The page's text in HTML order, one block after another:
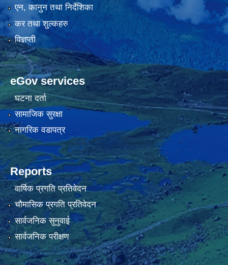
एन, कानुन तथा निर्देशिका
कर तथा शुल्कहरु
विज्ञप्ती
eGov services
घटना दर्ता
सामाजिक सुरक्षा
नागरिक वडापत्र
Reports
वार्षिक प्रगति प्रतिवेदन
चौमासिक प्रगति प्रतिवेदन
सार्वजनिक सुनुवाई
सार्वजनिक परीक्षण